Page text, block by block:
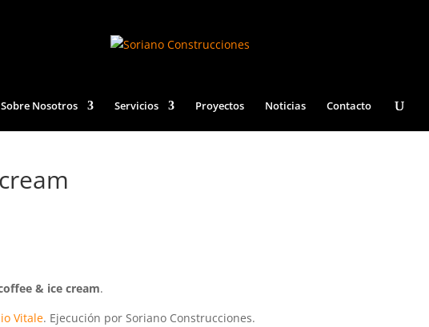
Sobre Nosotros Servicios Proyectos Noticias Contacto
& ice cream.
Vitale. Ejecución por Soriano Construcciones.